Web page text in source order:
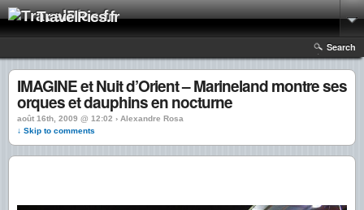
TravelPics.fr
Search
IMAGINE et Nuit d’Orient – Marineland montre ses
orques et dauphins en nocturne
août 16th, 2009 @ 12:02 › Alexandre Rosa
↓ Skip to comments